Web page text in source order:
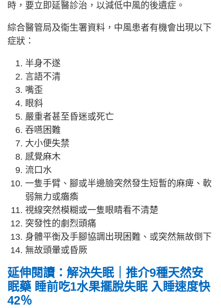
時，要立即延醫診治，以減低中風的後遺症。
綜合醫管局及衞生署資料，中風患者有機會出現以下
症狀：
半身不遂
言語不清
嘴歪
眼斜
嚴重者甚至昏迷或死亡
吞嚥困難
大小便失禁
感覺麻木
流口水
一隻手臂、腳或半邊臉突然發生短暫的麻痺、軟
弱無力或癱瘓
視線突然模糊或一隻眼睛看不清楚
突發性的劇烈頭痛
身體平衡及手腳協調出現困難、或突然無故倒下
無故頭暈或昏厥
延伸閱讀：解決失眠｜推介9種天然安
眠藥 睡前吃1水果擺脫失眠 入睡速度快
42％